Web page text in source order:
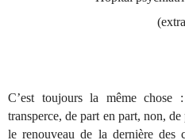
C’est toujours la même
transperce, de part en part, non,
le renouveau de la dernière des